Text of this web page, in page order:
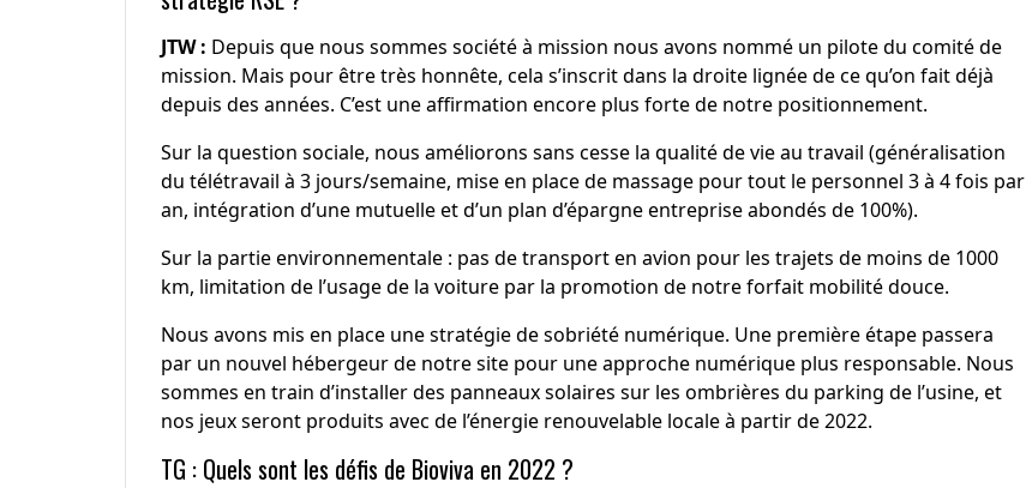
JTW : Depuis que nous sommes société à mission nous avons nommé un pilote du comité de
mission. Mais pour être très honnête, cela s’inscrit dans la droite lignée de ce qu’on fait déjà
depuis des années. C’est une affirmation encore plus forte de notre positionnement.
Sur la question sociale, nous améliorons sans cesse la qualité de vie au travail (généralisation
du télétravail à 3 jours/semaine, mise en place de massage pour tout le personnel 3 à 4 fois par
an, intégration d’une mutuelle et d’un plan d’épargne entreprise abondés de 100%).
Sur la partie environnementale : pas de transport en avion pour les trajets de moins de 1000
km, limitation de l’usage de la voiture par la promotion de notre forfait mobilité douce.
Nous avons mis en place une stratégie de sobriété numérique. Une première étape passera
par un nouvel hébergeur de notre site pour une approche numérique plus responsable. Nous
sommes en train d’installer des panneaux solaires sur les ombrières du parking de l’usine, et
nos jeux seront produits avec de l’énergie renouvelable locale à partir de 2022.
TG : Quels sont les défis de Bioviva en 2022 ?